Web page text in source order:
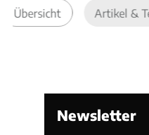
Übersicht Artikel &
Newsletter